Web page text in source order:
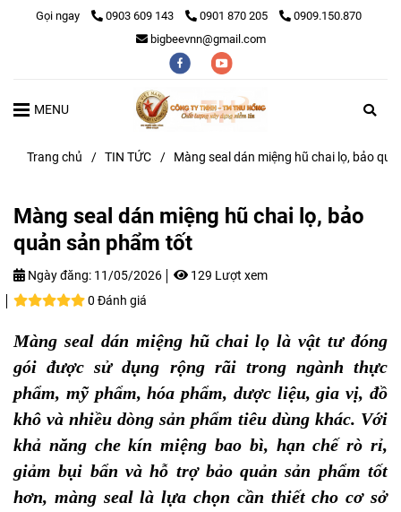
Gọi ngay 0903 609 143 0901 870 205
0909.150.870
bigbeevnn@gmail.com
MENU
Trang chủ / TIN TỨC / Màng seal dán miệng hũ chai lọ, bảo
Màng seal dán miệng hũ chai lọ, bảo
quản sản phẩm tốt
Ngày đăng: 11/05/2026
129 Lượt xem
0 Đánh giá
Màng seal dán miệng hũ chai lọ là vật tư đóng
gói được sử dụng rộng rãi trong ngành thực
phẩm, mỹ phẩm, hóa phẩm, dược liệu, gia vị, đồ
khô và nhiều dòng sản phẩm tiêu dùng khác. Với
khả năng che kín miệng bao bì, hạn chế rò rỉ,
giảm bụi bẩn và hỗ trợ bảo quản sản phẩm tốt
hơn, màng seal là lựa chọn cần thiết cho cơ sở